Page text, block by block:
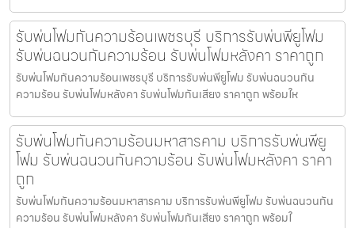
รับพ่นโฟมกันความร้อนเพชรบุรี บริการรับพ่นพียูโฟม
รับพ่นฉนวนกันความร้อน รับพ่นโฟมหลังคา ราคาถูก
รับพ่นโฟมกันความร้อนเพชรบุรี บริการรับพ่นพียูโฟม รับพ่นฉนวนกัน
ความร้อน รับพ่นโฟมหลังคา รับพ่นโฟมกันเสียง ราคาถูก พร้อมให
รับพ่นโฟมกันความร้อนมหาสารคาม บริการรับพ่นพียู
โฟม รับพ่นฉนวนกันความร้อน รับพ่นโฟมหลังคา ราคา
ถูก
รับพ่นโฟมกันความร้อนมหาสารคาม บริการรับพ่นพียูโฟม รับพ่นฉนวนกัน
ความร้อน รับพ่นโฟมหลังคา รับพ่นโฟมกันเสียง ราคาถูก พร้อมใ